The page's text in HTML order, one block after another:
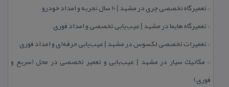
:: تعمیرگاه تخصصی چری در مشهد | ۱۰ سال تجربه و امداد خودرو
:: تعمیرگاه هایما در مشهد | عیب‌یابی تخصصی و امداد فوری
:: تعمیرات تخصصی لكسوس در مشهد | عیب‌یابی حرفه‌ای و امداد فوری
:: مكانیك سیار در مشهد | عیب‌یابی و تعمیر تخصصی در محل (سریع و
فوری)